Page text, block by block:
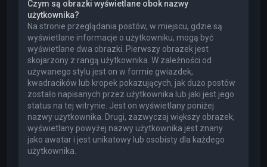
Czym są obrazki wyświetlane obok nazwy
użytkownika?
Na stronie przeglądania postów, w miejscu, gdzie są
wyświetlane informacje o użytkowniku, mogą być
wyświetlane dwa obrazki. Pierwszy obrazek jest
skojarzony z rangą użytkownika. W zależności od
używanego stylu jest on w formie gwiazdek,
kwadracików lub kropek pokazujących, jak dużo postów
zostało napisanych przez użytkownika lub jaki jest jego
status na tej witrynie. Jest on wyświetlany poniżej
nazwy użytkownika. Drugi, zazwyczaj większy obrazek,
wyświetlany powyżej nazwy użytkownika jest znany
jako awatar i jest unikatowy lub osobisty dla każdego
użytkownika.